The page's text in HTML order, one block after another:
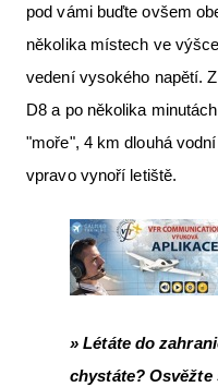
pod vámi buďte ovšem
několika místech ve
vedení vysokého napětí.
D8 a po několika
"moře", 4 km dlouhá
vpravo vynoří letiště.
» Létáte do
chystáte?